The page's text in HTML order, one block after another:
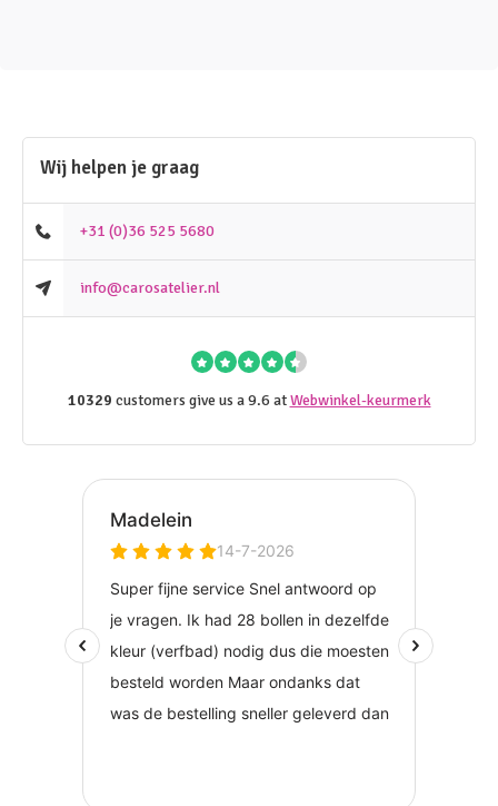
Wij helpen je graag
+31 (0)36 525 5680
info@carosatelier.nl
10329 customers give us a 9.6 atWebwinkel-keurmerk